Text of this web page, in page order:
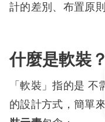
計的差別、布置原
什麼是軟裝？
「軟裝」指的是
的設計方式，簡單